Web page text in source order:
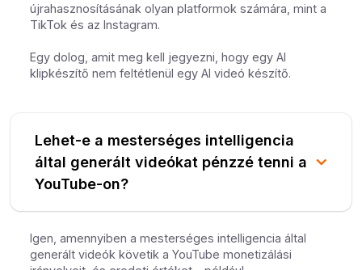
újrahasznosításának olyan platformok számára, mint a
TikTok és az Instagram.
Egy dolog, amit meg kell jegyezni, hogy egy AI
klipkészítő nem feltétlenül egy AI videó készítő.
Lehet-e a mesterséges intelligencia
által generált videókat pénzzé tenni a
YouTube-on?
Igen, amennyiben a mesterséges intelligencia által
generált videók követik a YouTube monetizálási